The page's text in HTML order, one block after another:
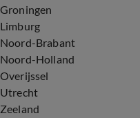
Groningen
Limburg
Noord-Brabant
Noord-Holland
Overijssel
Utrecht
Zeeland